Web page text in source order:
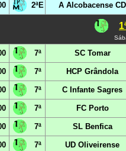
2ªE A Alcobacense CD
7ª SC Tomar
7ª HCP Grândola
7ª C Infante Sagres
7ª FC Porto
7ª SL Benfica
7ª UD Oliveirense